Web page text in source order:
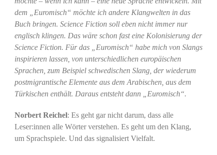
dem „Euromisch“ möchte ich andere Klangwelten in das
Buch bringen. Science Fiction soll eben nicht immer nur
englisch klingen. Das wäre schon fast eine Kolonisierung der
Science Fiction. Für das „Euromisch“ habe mich von Slangs
inspirieren lassen, von unterschiedlichen europäischen
Sprachen, zum Beispiel schwedischen Slang, der wiederum
postmigrantische Elemente aus dem Arabischen, aus dem
Türkischen enthält. Daraus entsteht dann „Euromisch“.
Norbert Reichel: Es geht gar nicht darum, dass alle
Leser:innen alle Wörter verstehen. Es geht um den Klang,
um Sprachspiele. Und das signalisiert Vielfalt.